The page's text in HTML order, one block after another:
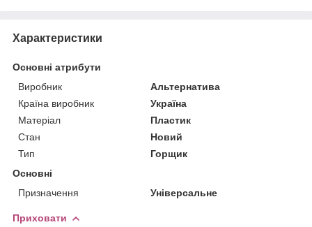
Характеристики
Основні атрибути
Виробник
Альтернатива
Країна виробник
Україна
Матеріал
Пластик
Стан
Новий
Тип
Горщик
Основні
Призначення
Універсальне
Приховати